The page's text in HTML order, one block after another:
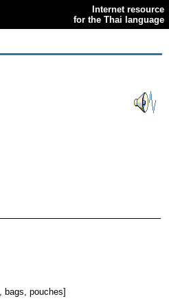
Internet resource
for the Thai language
bags, pouches]